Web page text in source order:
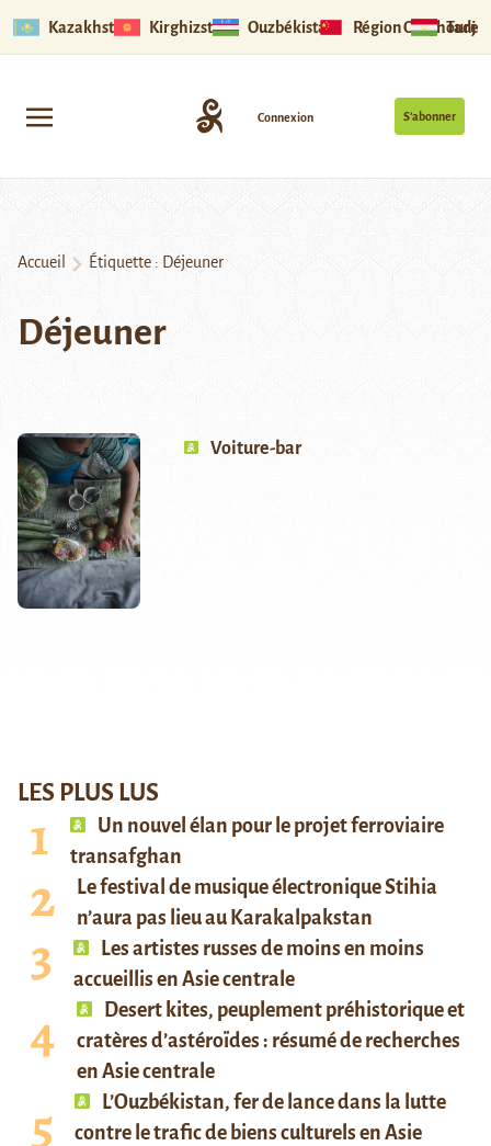
Kazakhstan Kirghizstan Ouzbékistan Région Ouïghoure
S’abonner
Connexion
Accueil Étiquette : Déjeuner
Déjeuner
Voiture-bar
LES PLUS LUS
Un nouvel élan pour le projet ferroviaire
transafghan
Le festival de musique électronique Stihia
n’aura pas lieu au Karakalpakstan
Les artistes russes de moins en moins
accueillis en Asie centrale
Desert kites, peuplement préhistorique et
cratères d’astéroïdes : résumé de recherches
en Asie centrale
L’Ouzbékistan, fer de lance dans la lutte
contre le trafic de biens culturels en Asie